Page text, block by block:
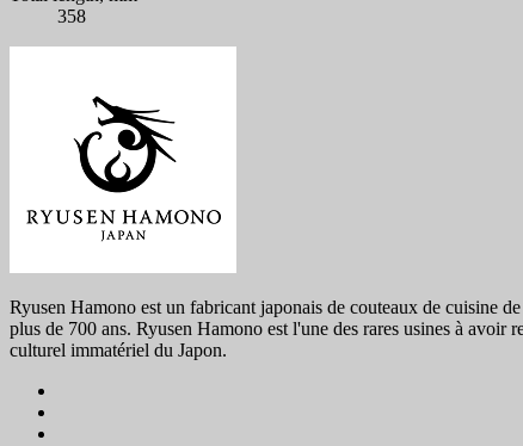
358
Ryusen Hamono est un fabricant japonais de couteaux de cuisine
plus de 700 ans. Ryusen Hamono est l'une des rares usines à
culturel immatériel du Japon.